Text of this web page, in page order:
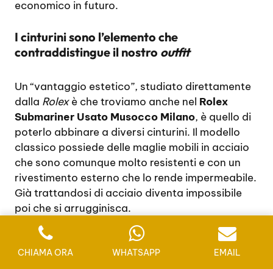
economico in futuro.
I cinturini sono l’elemento che
contraddistingue il nostro outfit
Un “vantaggio estetico”, studiato direttamente
dalla Rolexè che troviamo anche nel Rolex
Submariner Usato Musocco Milano, è quello di
poterlo abbinare a diversi cinturini. Il modello
classico possiede delle maglie mobili in acciaio
che sono comunque molto resistenti e con un
rivestimento esterno che lo rende impermeabile.
Già trattandosi di acciaio diventa impossibile
poi che si arrugginisca.
Tuttavia, quando si vuole avere un
Submariner Usato Musocco Milano
diverso,
CHIAMA ORA WHATSAPP EMAIL